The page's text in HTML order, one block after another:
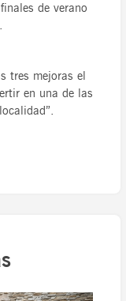
de verano
tres mejoras el
en una de las